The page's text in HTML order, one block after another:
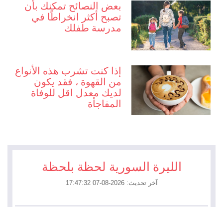
بعض النصائح تمكنك بأن
تصبح أكثر انخراطًا في
مدرسة طفلك
إذا كنت تشرب هذه الأنواع
من القهوة ، فقد يكون
لديك معدل اقل للوفاة
المفاجأة
الليرة السورية لحظة بلحظة
آخر تحديث: 2026-08-07 17:47:32